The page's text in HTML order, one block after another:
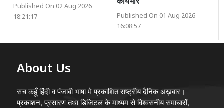
Published On 02 Aug 2026
18:21:17
कार्यभार
Published On 01 Aug 2026
16:08:57
About Us
सच कहूँ हिंदी व पंजाबी भाषा मे प्रकाशित राष्ट्रीय दैनिक अख़बार।
प्रकाशन, प्रसारण तथा डिजिटल के माध्यम से विश्वसनीय समाचारों,